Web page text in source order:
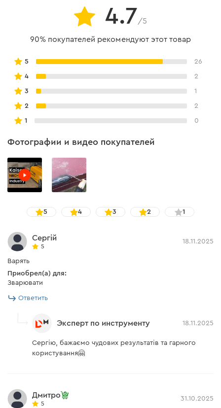
Сертификация
ISO 2560:2014 "Сварочные материалы. Электроды
нелегированных и мелкозернистых сталей.
4.7/5
90% покупателей рекомендуют этот товар
5 26
4 2
3 1
2 2
1 0
Фотографии и видео покупателей
5 4 3 2 1
Сергій
5
18.11.2025
Варять
Приобрел(а) для:
Зварювати
Ответить
Эксперт по инструменту 18.11.2025
Сергію, бажаємо чудових результатів та гарного
користування🤗
Дмитро
5
31.10.2025